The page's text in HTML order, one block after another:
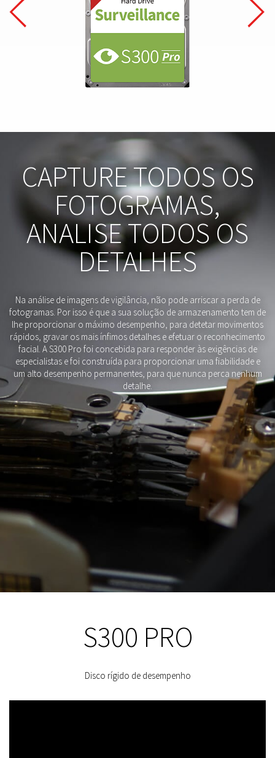
CAPTURE TODOS OS
FOTOGRAMAS,
ANALISE TODOS OS
DETALHES
Na análise de imagens de vigilância, não pode arriscar a perda de
fotogramas. Por isso é que a sua solução de armazenamento tem de
lhe proporcionar o máximo desempenho, para detetar movimentos
rápidos, gravar os mais ínfimos detalhes e efetuar o reconhecimento
facial. A S300 Pro foi concebida para responder às exigências de
especialistas e foi construída para proporcionar uma fiabilidade e
um alto desempenho permanentes, para que nunca perca nenhum
detalhe.
S300 PRO
Disco rígido de desempenho